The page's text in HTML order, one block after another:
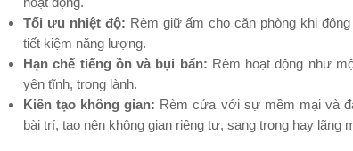
Tối ưu nhiệt độ: Rèm giữ ấm cho căn phòng khi
tiết kiệm năng lượng.
Hạn chế tiếng ồn và bụi bẩn: Rèm hoạt động như
yên tĩnh, trong lành.
Kiến tạo không gian: Rèm cửa với sự mềm mại và
bài trí, tạo nên không gian riêng tư, sang trọng hay lãng